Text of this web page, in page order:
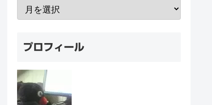
プロフィール